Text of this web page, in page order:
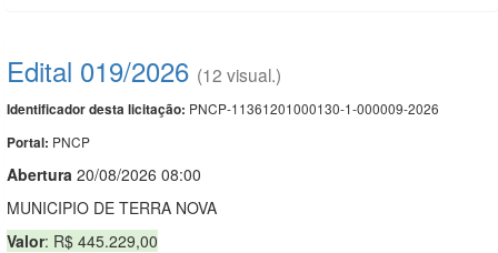
Edital 019/2026 (12 visual.)
Identificador desta licitação: PNCP-11361201000130-1-000009-2026
Portal: PNCP
Abertura 20/08/2026 08:00
MUNICIPIO DE TERRA NOVA
Valor: R$ 445.229,00